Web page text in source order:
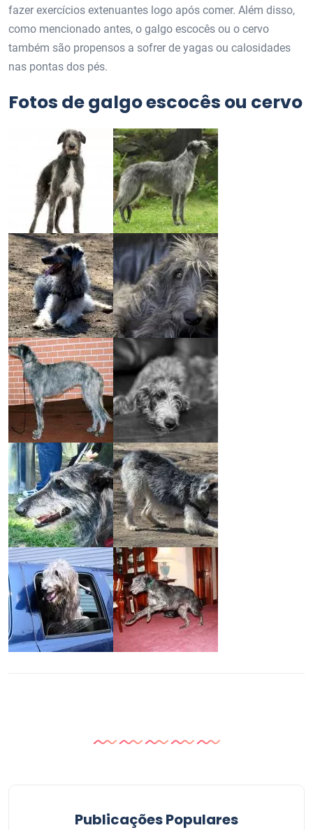
fazer exercícios extenuantes logo após comer. Além disso,
como mencionado antes, o galgo escocês ou o cervo
também são propensos a sofrer de yagas ou calosidades
nas pontas dos pés.
Fotos de galgo escocês ou cervo
Publicações Populares